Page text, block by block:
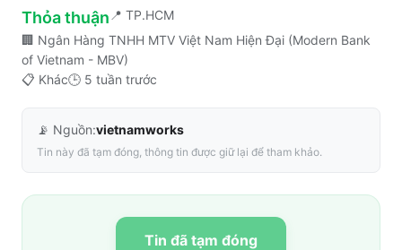
Thỏa thuận 📍 TP.HCM
🏢 Ngân Hàng TNHH MTV Việt Nam Hiện Đại (Modern Bank
of Vietnam - MBV)
📋 Khác🕒 5 tuần trước
📡 Nguồn:vietnamworks
Tin này đã tạm đóng, thông tin được giữ lại để tham khảo.
Tin đã tạm đóng